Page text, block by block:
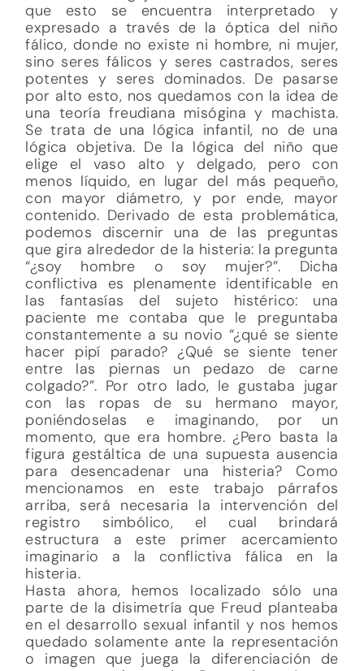
que esto se encuentra interpretado y
expresado a través de la óptica del niño
fálico, donde no existe ni hombre, ni mujer,
sino seres fálicos y seres castrados, seres
potentes y seres dominados. De pasarse
por alto esto, nos quedamos con la idea de
una teoría freudiana misógina y machista.
Se trata de una lógica infantil, no de una
lógica objetiva. De la lógica del niño que
elige el vaso alto y delgado, pero con
menos líquido, en lugar del más pequeño,
con mayor diámetro, y por ende, mayor
contenido. Derivado de esta problemática,
podemos discernir una de las preguntas
que gira alrededor de la histeria: la pregunta
“¿soy hombre o soy mujer?”. Dicha
conflictiva es plenamente identificable en
las fantasías del sujeto histérico: una
paciente me contaba que le preguntaba
constantemente a su novio “¿qué se siente
hacer pipí parado? ¿Qué se siente tener
entre las piernas un pedazo de carne
colgado?”. Por otro lado, le gustaba jugar
con las ropas de su hermano mayor,
poniéndoselas e imaginando, por un
momento, que era hombre. ¿Pero basta la
figura gestáltica de una supuesta ausencia
para desencadenar una histeria? Como
mencionamos en este trabajo párrafos
arriba, será necesaria la intervención del
registro simbólico, el cual brindará
estructura a este primer acercamiento
imaginario a la conflictiva fálica en la
histeria.
Hasta ahora, hemos localizado sólo una
parte de la disimetría que Freud planteaba
en el desarrollo sexual infantil y nos hemos
quedado solamente ante la representación
o imagen que juega la diferenciación de